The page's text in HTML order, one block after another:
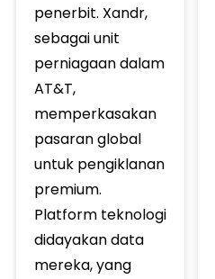
penerbit. Xandr,
sebagai unit
perniagaan dalam
AT&T,
memperkasakan
pasaran global
untuk pengiklanan
premium.
Platform teknologi
didayakan data
mereka, yang